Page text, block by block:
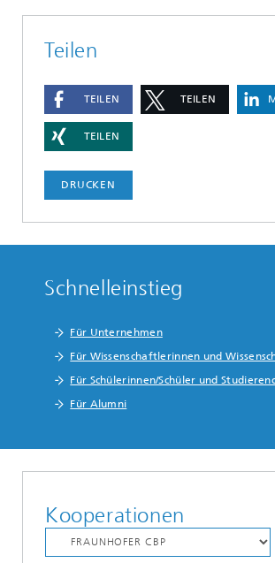
Teilen
TEILEN TEILEN
TEILEN
DRUCKEN
Schnelleinstieg
Für Unternehmen
Für Wissenschaftlerinnen und
Für Schülerinnen/Schüler und
Für Alumni
Kooperationen